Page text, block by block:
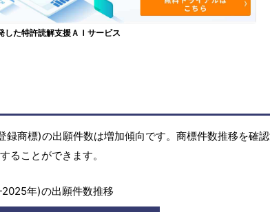
した特許読解支援ＡＩサービス
商標)の出願件数は増加傾向です。商標件数推移を確
ることができます。
年)の出願件数推移